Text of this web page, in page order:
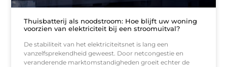
Thuisbatterij als noodstroom: Hoe blijft uw woning
voorzien van elektriciteit bij een stroomuitval?
De stabiliteit van het elektriciteitsnet is lang een
vanzelfsprekendheid geweest. Door netcongestie en
veranderende marktomstandigheden groeit echter de